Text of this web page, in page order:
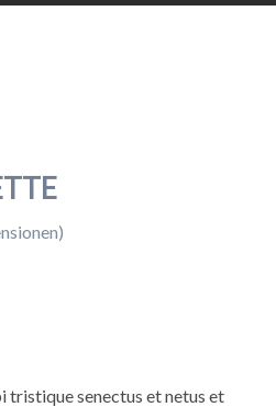
tristique senectus et netus et